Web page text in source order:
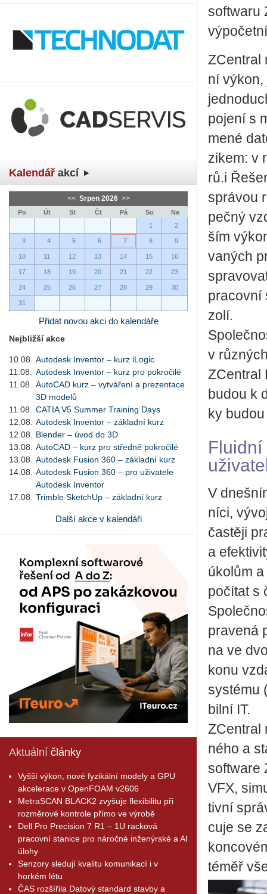
Kalendář akcí
<< Srpen 2026 >>
Po Út St Čt Pá So
Ne
1
2
3 4 5 6 7 8 9
10 11 12 13 14 15 16
17 18 19 20 21 22 23
24 25 26 27 28 29 30
31
Přidat novou akci do kalendáře
Nejbližší akce
10.08.
Autodesk Inventor – kurz iLogic
11.08.
Autodesk Inventor – kurz pro pokročilé
11.08.
AutoCAD kurz – vytváření a prezentace
3D modelů
11.08.
CATIA V5 Summer Training Days
12.08.
Autodesk Inventor – základní kurz
12.08.
Blender – úvod do 3D
13.08.
AutoCAD – kurz pro středně pokročilé
13.08.
Autodesk Fusion 360 – základní kurz
14.08.
Autodesk Fusion 360 – pro uživatele
Autodesk Inventor
17.08.
Trimble SketchUp – základní kurz
Další akce v kalendáři
Aktuální články
Vyšší výkon, nové fyzikální modely a GPU
akcelerace v OpenFOAM v2606
MetraSCAN BLACK2 zvyšuje flexibilitu při
rozměrové kontrole přímo ve výrobě
Dell Pro Precision 7 R1 – 1U racková
pracovní stanice pro náročné inženýrské a AI
úlohy
Senzory sledují kvalitu komunikací i v
horkém létu
ČAS rozšířila Datový standard stavby a
soft­wa­ru
ZCen­t­ral
ní
po­je­ní s
me­né
zi­kem: v
rů.i
sprá­vou
peč­ný
ším
va­ných
pra­cov­ní
zo­lí.
v
ZCen­t­ral
budou k
ky
Fluid­ní
V
ní­ci,
čas­tě­ji
a
úko­lům
po­čí­tat s
pra­ve­ná
na ve
ko­nu
sys­té­mu
bil­ní IT.
ZCen­t­ral
né­ho a
soft­ware
VFX,
tiv­ní
cu­je se
téměř